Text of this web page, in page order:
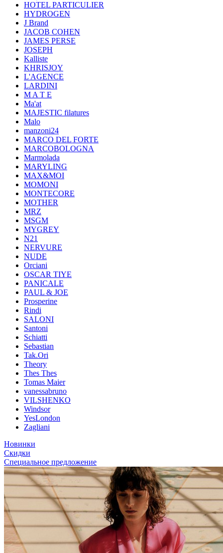
HOTEL PARTICULIER
HYDROGEN
J Brand
JACOB COHEN
JAMES PERSE
JOSEPH
Kalliste
KHRISJOY
L'AGENCE
LARDINI
M A T E
Ma'at
MAJESTIC filatures
Malo
manzoni24
MARCO DEL FORTE
MARCOBOLOGNA
Marmolada
MARYLING
MAX&MOI
MOMONI
MONTECORE
MOTHER
MRZ
MSGM
MYGREY
N21
NERVURE
NUDE
Orciani
OSCAR TIYE
PANICALE
PAUL & JOE
Prosperine
Rindi
SALONI
Santoni
Schiatti
Sebastian
Tak.Ori
Theory
Thes Thes
Tomas Maier
vanessabruno
VILSHENKO
Windsor
YesLondon
Zagliani
Новинки
Скидки
Специальное предложение